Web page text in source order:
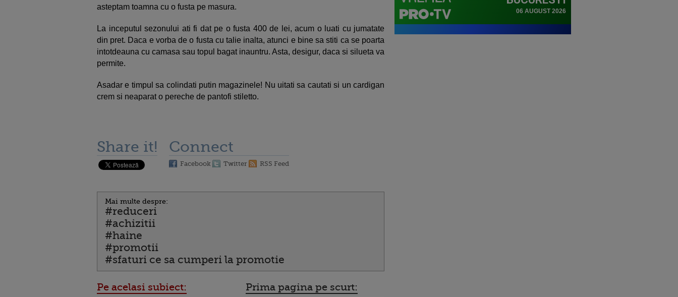
asteptam toamna cu o fusta pe masura.
La inceputul sezonului ati fi dat pe o fusta 400 de lei, acum o luati cu jumatate
din pret. Daca e vorba de o fusta cu talie inalta, atunci e bine sa stiti ca se poarta
intotdeauna cu camasa sau topul bagat inauntru. Asta, desigur, daca si silueta va
permite.
Asadar e timpul sa colindati putin magazinele! Nu uitati sa cautati si un cardigan
crem si neaparat o pereche de pantofi stiletto.
Share it! Connect
Facebook Twitter RSS Feed
Mai multe despre:
#reduceri
#achizitii
#haine
#promotii
#sfaturi ce sa cumperi la promotie
Pe acelasi subiect: Prima pagina pe scurt: